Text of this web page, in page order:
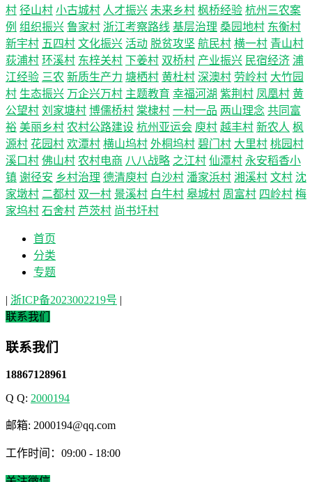
村 径山村 小古城村 人才振兴 未来乡村 枫桥经验 杭州三农案
例 组织振兴 鲁家村 浙江考察路线 基层治理 桑园地村 东衡村
新宇村 五四村 文化振兴 活动 脱贫攻坚 航民村 横一村 青山村
荻浦村 环溪村 东梓关村 下姜村 双桥村 产业振兴 民宿经济 浦
江经验 三农 新质生产力 塘栖村 黄杜村 深澳村 劳岭村 大竹园
村 生态振兴 万企兴万村 主题教育 幸福河湖 紫荆村 凤凰村 黄
公望村 刘家塘村 博儒桥村 棠棣村 一村一品 两山理念 共同富
裕 美丽乡村 农村公路建设 杭州亚运会 庾村 越丰村 新农人 枫
源村 花园村 欢潭村 横山坞村 外桐坞村 碧门村 大里村 桃园村
溪口村 佛山村 农村电商 八八战略 之江村 仙潭村 永安稻香小
镇 谢径安 乡村治理 德清庾村 白沙村 潘家浜村 湘溪村 文村 沈
家墩村 二都村 双一村 景溪村 白牛村 皋城村 周富村 四岭村 梅
家坞村 石舍村 芦茨村 尚书圩村
首页
分类
专题
| 浙ICP备2023002219号 |
联系我们
联系我们
18867128961
Q Q: 2000194
邮箱: 2000194@qq.com
工作时间：09:00 - 18:00